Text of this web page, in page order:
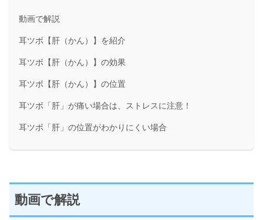
動画で解説
耳ツボ【肝（かん）】を紹介
耳ツボ【肝（かん）】の効果
耳ツボ【肝（かん）】の位置
耳ツボ「肝」が痛い場合は、ストレスに注意！
耳ツボ「肝」の位置がわかりにくい場合
動画で解説